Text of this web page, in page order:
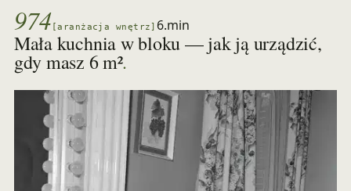
974 [aranżacja wnętrz] 6.min
Mała kuchnia w bloku — jak ją urządzić,
gdy masz 6 m².